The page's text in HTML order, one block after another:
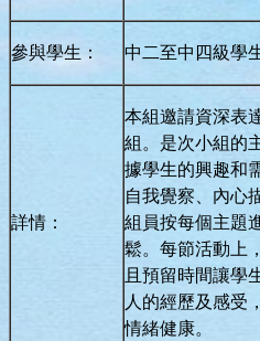
參與學生： 中二至中四級學
詳情：
本組邀請資深表
組。是次小組的
據學生的興趣和
自我覺察、內心
組員按每個主題
鬆。每節活動上
且預留時間讓學
人的經歷及感受
情緒健康。